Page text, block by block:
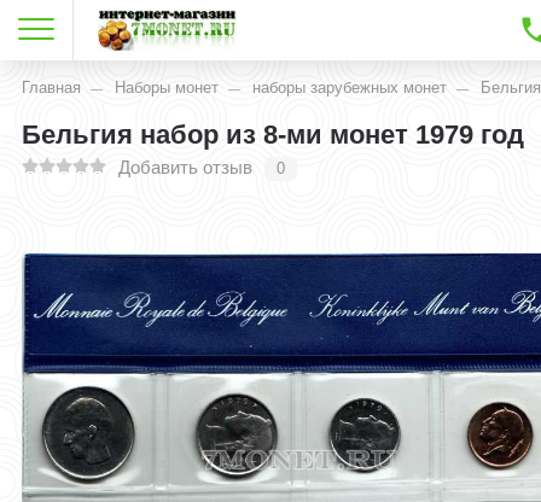
Главная Наборы монет наборы зарубежных монет Бельгия
Бельгия набор из 8-ми монет 1979 год
Добавить отзыв 0